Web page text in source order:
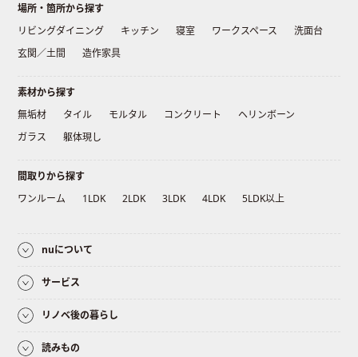
場所・箇所から探す
リビングダイニング
キッチン 寝室 ワークスペース
洗面台
玄関／土間
造作家具
素材から探す
無垢材
タイル モルタル コンクリート
ヘリンボーン
ガラス
躯体現し
間取りから探す
ワンルーム
1LDK 2LDK 3LDK 4LDK 5LDK以上
nuについて
サービス
リノベ後の暮らし
読みもの